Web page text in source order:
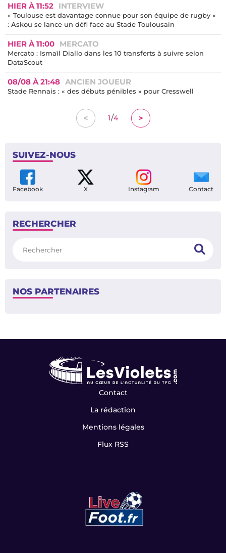
HIER À 11:52 INTERVIEW
« Toulouse est davantage connue pour son équipe de rugby »
: Askou se lance un défi face au Stade Toulousain
HIER À 11:00 MERCATO
Mercato : Ismaïl Diallo dans les 10 transferts à suivre selon
DataScout
08/08 À 21:48 ANCIEN JOUEUR
Stade Rennais : « des débuts pénibles » pour Cresswell
< 1/4 >
SUIVEZ-NOUS
Facebook X Instagram Contact
RECHERCHER
NOS PARTENAIRES
Contact
La rédaction
Mentions légales
Flux RSS